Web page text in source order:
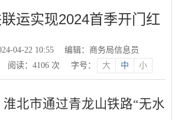
运实现2024首季开门红
04-22 10:55
编辑：商务局信息员
阅读： 4106次 字号： 大 中 小
淮北市通过青龙山铁路“无水